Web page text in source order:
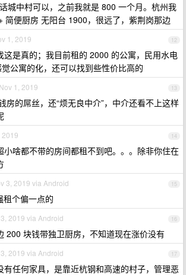
城中村可以，之前我就是 800 一个月。杭州我
简便厨房 无阳台 1900，很远了，紫荆岗那边
12
1, 2019
这是真的；我目前租的 2000 的公寓，民用水电
公寓的化，还可以找到些性价比高的
13
Nov 1, 2019
房的屌丝，还“烦无良中介”，中介还看不上这样
14
2019
小啥都不带的房间都租不到吧。。。除非你住在
15
3, 2019 via Android
租个偏一点的
16
2019 via Android
200 块钱带独卫厨房，不知道现在涨价没有
17
2019 via Android
有任何家具，是靠近杭钢和高速的村子，管理恶